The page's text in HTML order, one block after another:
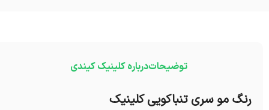
توضیحاتدرباره کلینیک کیندی
رنگ مو سری تنباکویی کلینیک